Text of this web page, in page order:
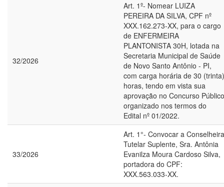
32/2026
Art. 1º- Nomear LUIZA
PEREIRA DA SILVA, CPF nº
XXX.162.273-XX, para o cargo
de ENFERMEIRA
PLANTONISTA 30H, lotada na
Secretaria Municipal de Saúde
de Novo Santo Antônio - PI,
com carga horária de 30 (trinta)
horas, tendo em vista sua
aprovação no Concurso Público
organizado nos termos do
Edital nº 01/2022.
33/2026
Art. 1°- Convocar a Conselheira
Tutelar Suplente, Sra. Antônia
Evanilza Moura Cardoso Silva,
portadora do CPF:
XXX.563.033-XX.